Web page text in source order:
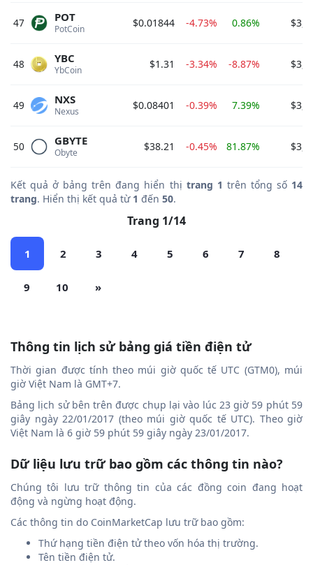
47 PotCoin
POT $0.01844 -4.73% 0.86%
48 YbCoin
YBC $1.31 -3.34% -8.87%
49 Nexus
NXS $0.08401 -0.39% 7.39%
50 Obyte
GBYTE $38.21 -0.45% 81.87%
Kết quả ở bảng trên đang hiển thị trang 1 trên tổng số 14
trang. Hiển thị kết quả từ 1 đến 50.
Trang 1/14
1 2 3 4 5 6 7 8
9 10 »
Thông tin lịch sử bảng giá tiền điện tử
Thời gian được tính theo múi giờ quốc tế UTC (GTM0), múi
giờ Việt Nam là GMT+7.
Bảng lịch sử bên trên được chụp lại vào lúc 23 giờ 59 phút 59
giây ngày 22/01/2017 (theo múi giờ quốc tế UTC). Theo giờ
Việt Nam là 6 giờ 59 phút 59 giây ngày 23/01/2017.
Dữ liệu lưu trữ bao gồm các thông tin nào?
Chúng tôi lưu trữ thông tin của các đồng coin đang hoạt
động và ngừng hoạt động.
Các thông tin do CoinMarketCap lưu trữ bao gồm:
Thứ hạng tiền điện tử theo vốn hóa thị trường.
Tên tiền điện tử.